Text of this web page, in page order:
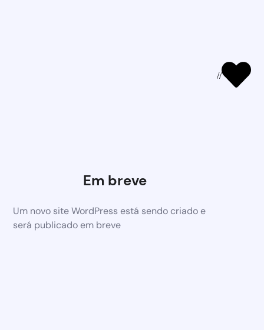
Em breve
Um novo site WordPress está sendo criado e
será publicado em breve
//